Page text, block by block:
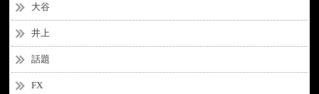
大谷
井上
話題
FX